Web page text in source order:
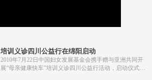
培训义诊四川公益行在绵阳启动
2010年7月22日中国妇女发展基金会携手赠与亚洲共同开
展“母亲健康快车”培训义诊四川公益行活动，启动仪式在